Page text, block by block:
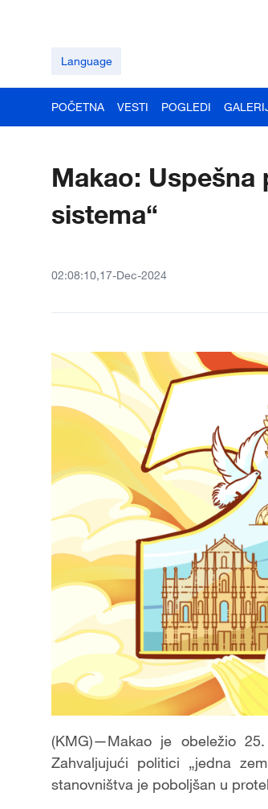
Language
POČETNA VESTI POGLEDI
Makao: Uspešna
sistema“
02:08:10,17-Dec-2024
(KMG)—Makao je obeležio
Zahvaljujući politici „jedna
stanovništva je poboljšan u